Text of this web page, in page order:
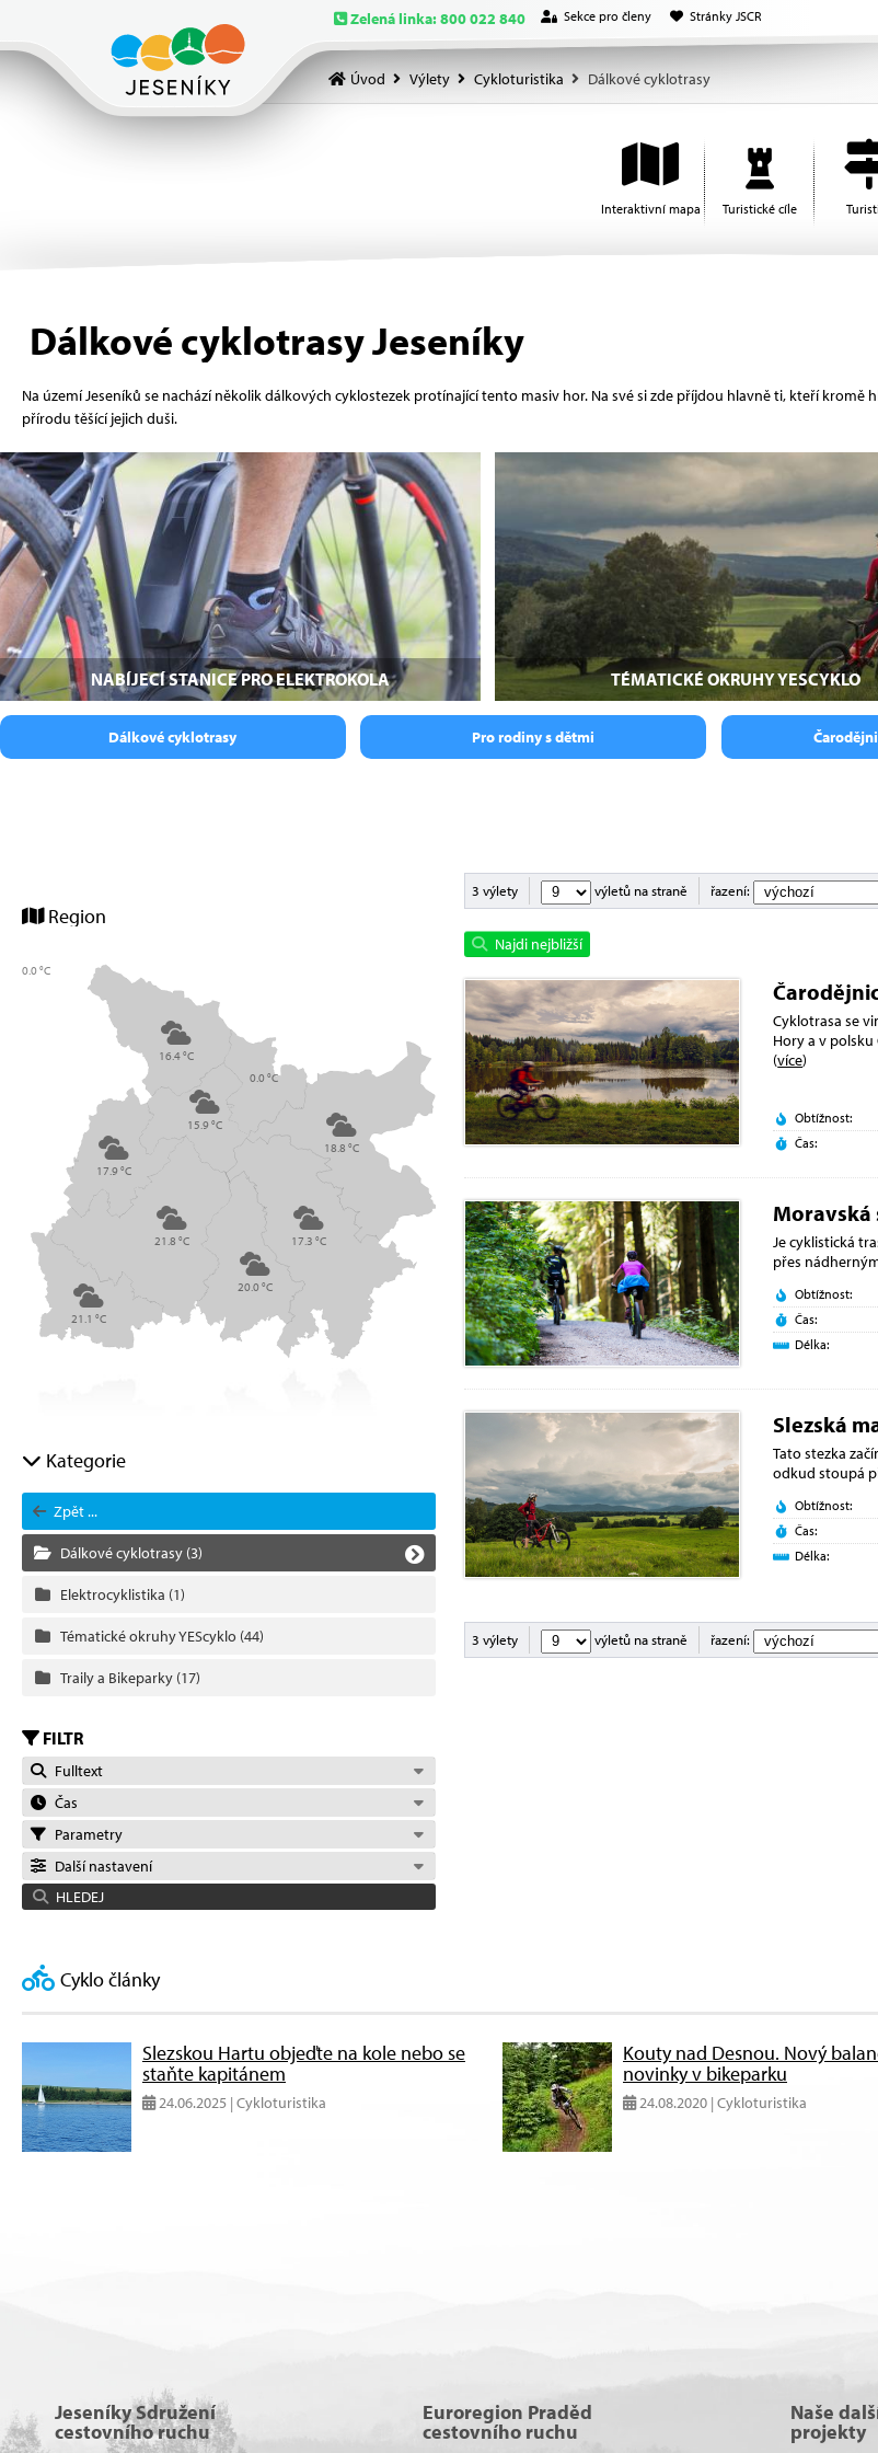
Zelená linka: 800 022 840 Sekce pro členy Stránky JSCR
Úvod Výlety Cykloturistika Dálkové cyklotrasy
Interaktivní mapa Turistické cíle
Dálkové cyklotrasy Jeseníky
Na území Jeseníků se nachází několik dálkových cyklostezek protínající tento masiv hor. Na své si zde příjdou hlavně ti, kteří
přírodu těšící jejich duši.
NABÍJECÍ STANICE PRO ELEKTROKOLA TÉMATICKÉ OKRUHY YESCYKLO
Dálkové cyklotrasy Pro rodiny s dětmi
Region
15.9 °C
21.8 °C
16.4 °C
0.0 °C
21.1 °C
17.9 °C
17.3 °C
20.0 °C
18.8 °C
0.0 °C
Kategorie
Zpět ...
Dálkové cyklotrasy (3)
Elektrocyklistika (1)
Tématické okruhy YEScyklo (44)
Traily a Bikeparky (17)
FILTR
Fulltext
Čas
Parametry
Další nastavení
HLEDEJ
3 výlety výletů na straně řazení:
Najdi nejbližší
Cyklotrasa se
Hory a v polsku
(více)
Obtížnost:
Čas:
Moravská
Je cyklistická
přes
Obtížnost:
Čas:
Délka:
Slezská
Tato stezka
odkud stoupá
Obtížnost:
Čas:
Délka:
3 výlety výletů na straně řazení:
Cyklo články
Slezskou Hartu objeďte na kole nebo se
staňte kapitánem
24.06.2025 | Cykloturistika
Kouty nad Desnou. Nový
novinky v bikeparku
24.08.2020 | Cykloturistika
Jeseníky Sdružení
cestovního ruchu
Euroregion Praděd
cestovního ruchu
Naše
projekty